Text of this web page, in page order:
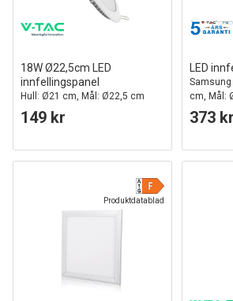
18W Ø22,5cm LED
innfellingspanel
Hull: Ø21 cm, Mål: Ø22,5 cm
149 kr
LED
Samsung
cm, Mål:
373 kr
Produktdatablad